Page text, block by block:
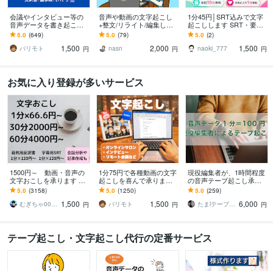
会議やインタビュー等の
音声データを書き起こし
ます 弁護士事務所のお墨
付き！裁判所提出用の通
話記録の文字起こし！
5.0 (649)
バリモト
1,500 円
音声や動画の文字起こし
+整文/リライト/編集しま
す 綺麗な文章に！記事
化、動画テロップ、議事
録、AIの手直しなど
5.0 (79)
nasn
2,000 円
1分45円│SRT込みで文字
起こしします SRT・要
約・タイムコードも追加
料金なし
5.0 (2)
naoki_777
1,500 円
お気に入り登録が多いサービス
1500円～ 動画・音声の
文字おこしを承ります ご
要望には可能な限り対応
いたします
5.0 (3158)
むぎちゃ0012 作業代行・総合サポート 1,500 円
1分75円で各種動画の文字
起こしを喜んで承ります
オンライン会議やYouTube
演者の丁寧な書き起こし
代行！
5.0 (1250)
バリモト
1,500 円
現役編集者が、1時間程度
の音声テープ起こし承り
ます 用途を考慮した文字
起こし(ケバ取りまで)
5.0 (259)
たまlテープ起こし承りますl 6,000 円
テープ起こし・文字起こし代行の定番サービス